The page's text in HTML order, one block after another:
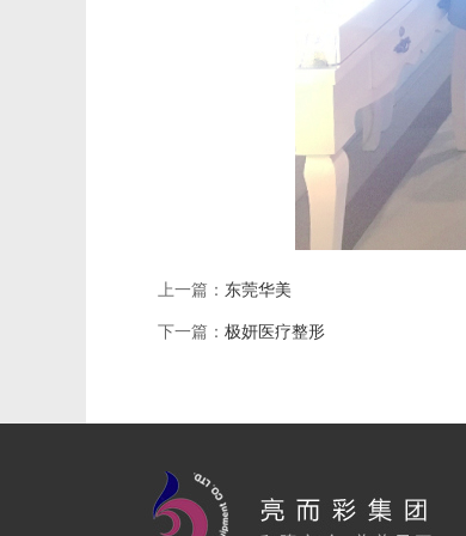
上一篇： 东莞华美
下一篇： 极妍医疗整形